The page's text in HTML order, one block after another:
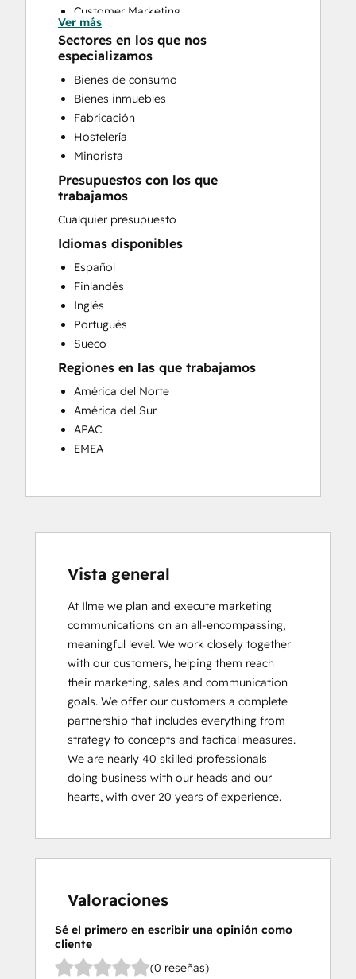
Customer Marketing
Email Marketing
Full Inbound Marketing Services
Paid Advertising
Public Relations
Search Engine Optimization
Social Media
Video Production
Website Design
Website Development
Website Migration
Ver más
Sectores en los que nos
especializamos
Bienes de consumo
Bienes inmuebles
Fabricación
Hostelería
Minorista
Presupuestos con los que
trabajamos
Cualquier presupuesto
Idiomas disponibles
Español
Finlandés
Inglés
Portugués
Sueco
Regiones en las que trabajamos
América del Norte
América del Sur
APAC
EMEA
Vista general
At Ilme we plan and execute marketing
communications on an all-encompassing,
meaningful level. We work closely together
with our customers, helping them reach
their marketing, sales and communication
goals. We offer our customers a complete
partnership that includes everything from
strategy to concepts and tactical measures.
We are nearly 40 skilled professionals
doing business with our heads and our
hearts, with over 20 years of experience.
Valoraciones
Sé el primero en escribir una opinión como
cliente
(0 reseñas)